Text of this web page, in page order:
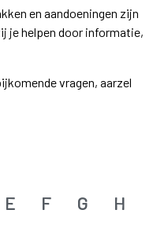
en aandoeningen zijn
je helpen door informatie,
vragen, aarzel
E F G H